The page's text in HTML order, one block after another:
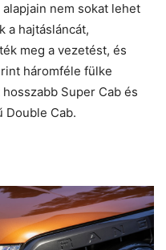
nem sokat lehet
a hajtásláncát,
meg a vezetést, és
háromféle fülke
Super Cab és
Double Cab.